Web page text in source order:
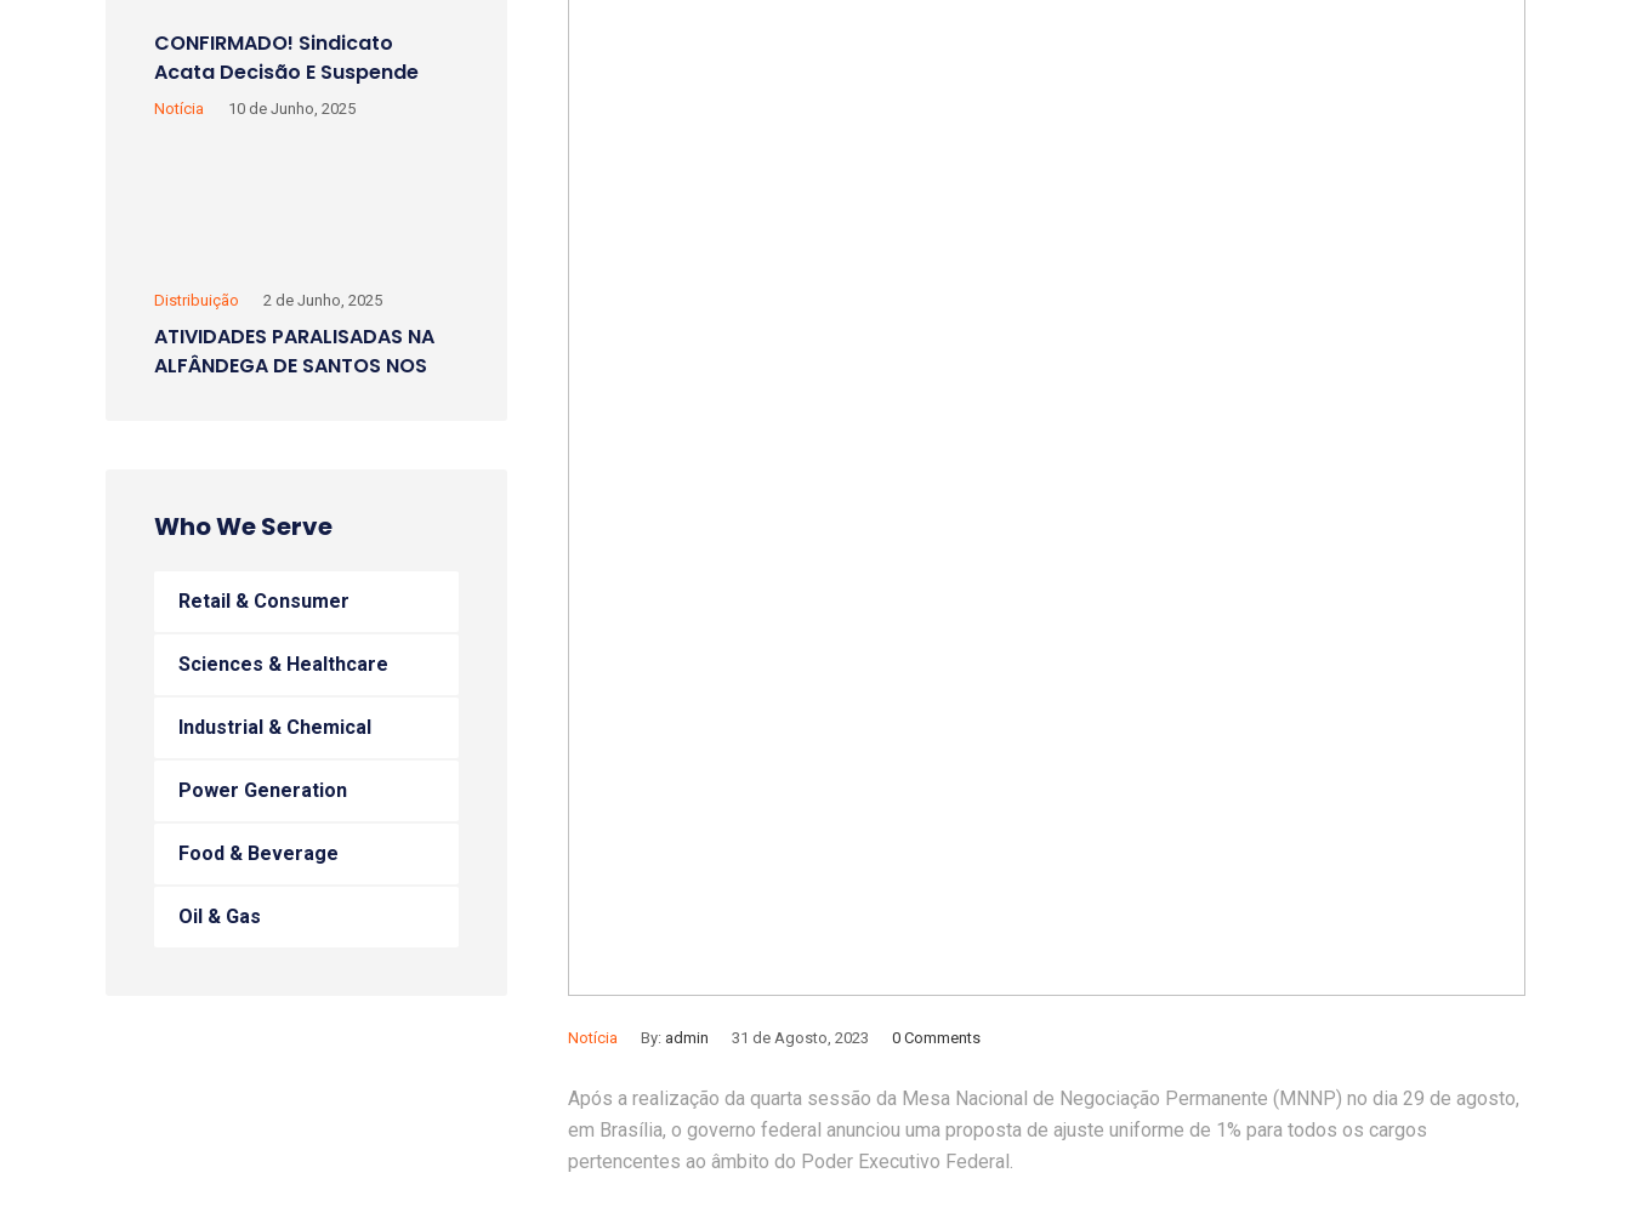
Notícia By: admin 31 de Agosto, 2023 0 Comments
Após a realização da quarta sessão da Mesa Nacional de Negociação Permanente (MNNP) no dia 29 de agosto,
em Brasília, o governo federal anunciou uma proposta de ajuste uniforme de 1% para todos os cargos
pertencentes ao âmbito do Poder Executivo Federal.
CONFIRMADO! Sindicato
Acata Decisão E Suspende
Greve Na Receita Federal.
Notícia 10 de Junho, 2025
ATIVIDADES PARALISADAS NA
ALFÂNDEGA DE SANTOS NOS
Distribuição 2 de Junho, 2025
Who We Serve
Retail & Consumer
Sciences & Healthcare
Industrial & Chemical
Power Generation
Food & Beverage
Oil & Gas